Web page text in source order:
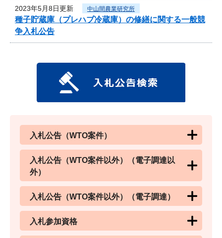
2023年5月8日更新 中山間農業研究所
種子貯蔵庫（プレハブ冷蔵庫）の修繕に関する一般競
争入札公告
入札公告（WTO案件）
入札公告（WTO案件以外）（電子調達以
外）
入札公告（WTO案件以外）（電子調達）
入札参加資格